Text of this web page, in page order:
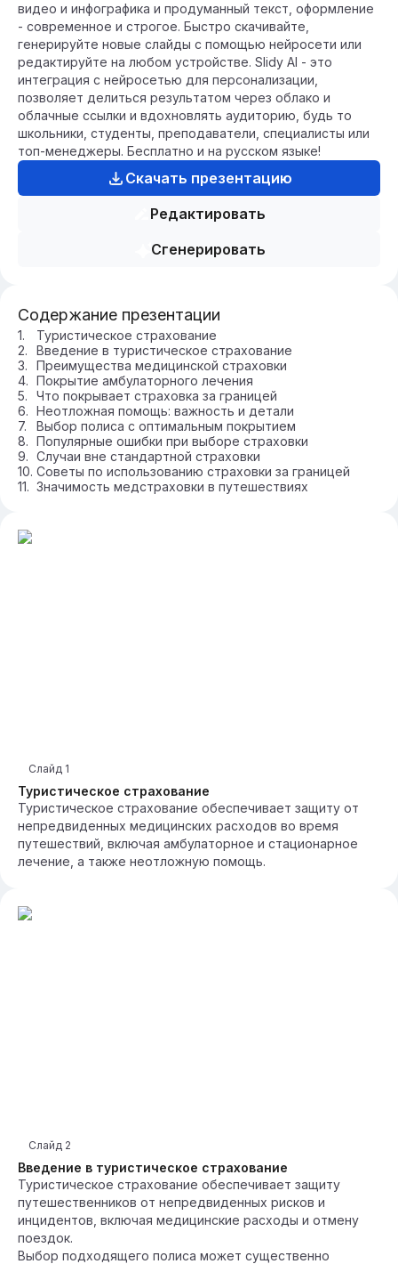
видео и инфографика и продуманный текст, оформление
- современное и строгое. Быстро скачивайте,
генерируйте новые слайды с помощью нейросети или
редактируйте на любом устройстве. Slidy AI - это
интеграция с нейросетью для персонализации,
позволяет делиться результатом через облако и
облачные ссылки и вдохновлять аудиторию, будь то
школьники, студенты, преподаватели, специалисты или
топ-менеджеры. Бесплатно и на русском языке!
Скачать презентацию
Редактировать
Сгенерировать
Содержание презентации
Туристическое страхование
Введение в туристическое страхование
Преимущества медицинской страховки
Покрытие амбулаторного лечения
Что покрывает страховка за границей
Неотложная помощь: важность и детали
Выбор полиса с оптимальным покрытием
Популярные ошибки при выборе страховки
Случаи вне стандартной страховки
Советы по использованию страховки за границей
Значимость медстраховки в путешествиях
Туристическое страхование
Слайд 1
Туристическое страхование обеспечивает защиту от
непредвиденных медицинских расходов во время
путешествий, включая амбулаторное и стационарное
лечение, а также неотложную помощь.
Введение в туристическое страхование
Слайд 2
Туристическое страхование обеспечивает защиту
путешественников от непредвиденных рисков и
инцидентов, включая медицинские расходы и отмену
поездок.
Выбор подходящего полиса может существенно